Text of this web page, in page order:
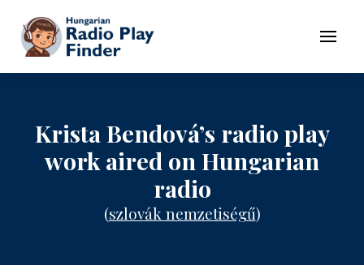
To contents
Menu
Krista Bendová’s radio play
work aired on Hungarian
radio
(szlovák nemzetiségű)